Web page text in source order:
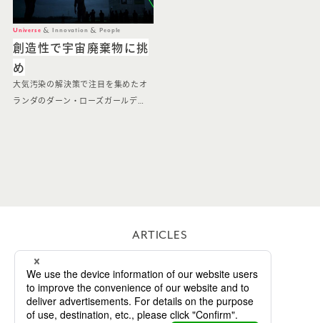
Universe Innovation People
創造性で宇宙廃棄物に挑
め
大気汚染の解決策で注目を集めたオ
ランダのダーン・ローズガールデ…
ARTICLES
WORKS
ABOUT